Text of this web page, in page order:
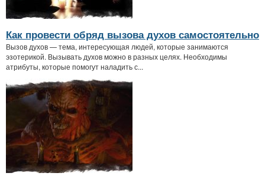
Как провести обряд вызова духов самостоятельно
Вызов духов — тема, интересующая людей, которые занимаются
эзотерикой. Вызывать духов можно в разных целях. Необходимы
атрибуты, которые помогут наладить с...